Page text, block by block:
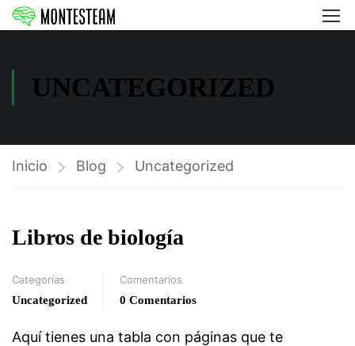
UNCATEGORIZED
Inicio Blog Uncategorized
Libros de biología
Categorías
Uncategorized
Comentarios
0 Comentarios
Aquí tienes una tabla con páginas que te